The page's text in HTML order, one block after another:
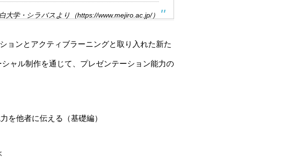
大学・シラバスより（https://www.mejiro.ac.jp/）
ンとアクティブラーニングと取り入れた新た
ャル制作を通じて、プレゼンテーション能力の
を他者に伝える（基礎編）